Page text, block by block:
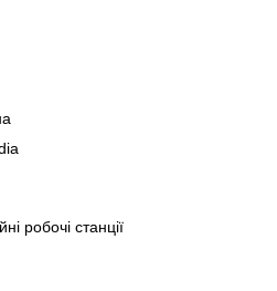
робочі станції